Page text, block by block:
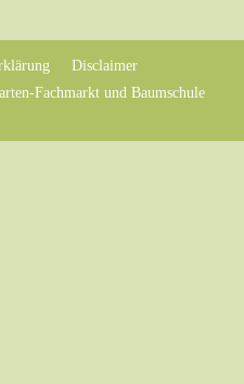
Disclaimer
Fachmarkt und Baumschule